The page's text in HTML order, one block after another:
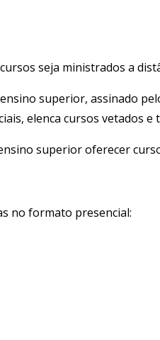
seja ministrados a
superior, assinado
elenca cursos vetados
superior oferecer
no formato presencial: